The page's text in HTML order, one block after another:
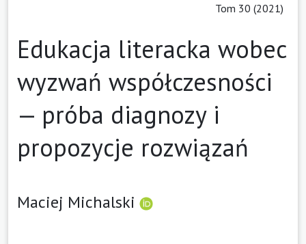
Tom 30 (2021)
Edukacja literacka wobec
wyzwań współczesności
— próba diagnozy i
propozycje rozwiązań
Maciej Michalski